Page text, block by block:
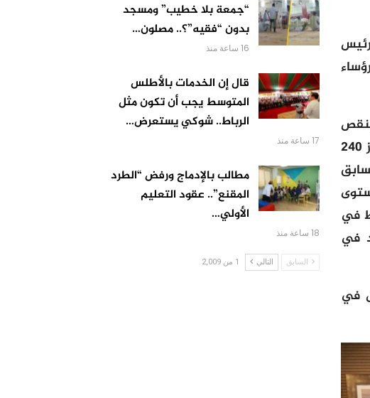
حاد في الموارد المائية. حيث بلغ متوسط التساقطات التراكمي الوطني إلى غاية 14يوليوز 240
السابق
الفارط في
في
في
“جمعة بلا خطيب” ومسجد
بدون “فقيه”؟.. مصلون…
16 ساعة منذ
قال إن الخدمات بالأطلس
المتوسط يجب أن تكون مثل
الرباط.. شوكي يستعرض…
17 ساعة منذ
مطالب بالإدماج ورفض “الطرد
المقنع”.. عقود التعليم
الأولي…
18 ساعة منذ
السابق التالي 1 من 2,009